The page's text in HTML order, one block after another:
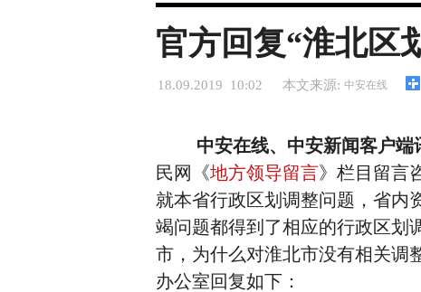
官方回复“淮北区
18.09.2019 10:02 本文来源: 中安在线
中安在线、中安新闻客户端
民网《地方领导留言》栏目留言
就本省行政区划调整问题，省内
竭问题都得到了相应的行政区划
市，为什么对淮北市没有相关调
办公室回复如下：